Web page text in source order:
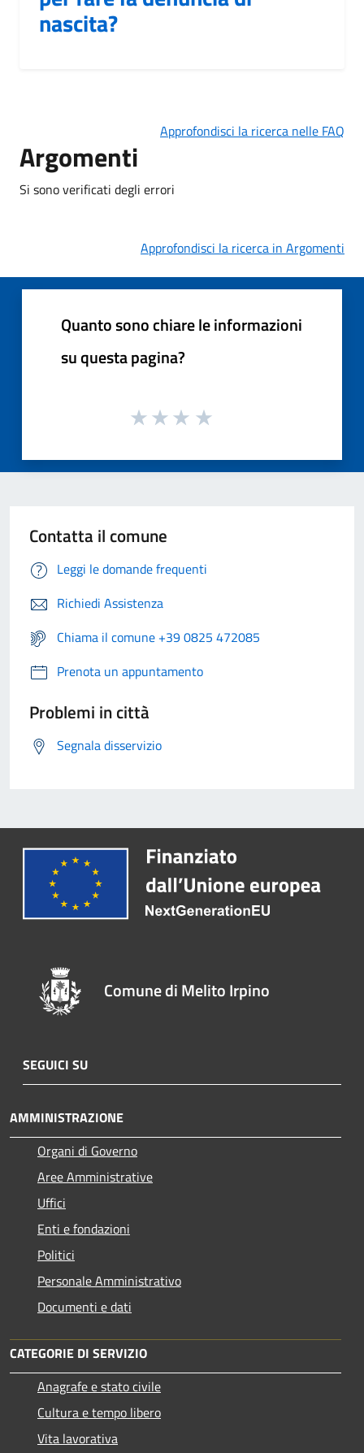
nascita?
Approfondisci la ricerca nelle FAQ
Argomenti
Si sono verificati degli errori
Approfondisci la ricerca in Argomenti
Quanto sono chiare le informazioni
su questa pagina?
Contatta il comune
Leggi le domande frequenti
Richiedi Assistenza
Chiama il comune +39 0825 472085
Prenota un appuntamento
Problemi in città
Segnala disservizio
Comune di Melito Irpino
SEGUICI SU
AMMINISTRAZIONE
Organi di Governo
Aree Amministrative
Uffici
Enti e fondazioni
Politici
Personale Amministrativo
Documenti e dati
CATEGORIE DI SERVIZIO
Anagrafe e stato civile
Cultura e tempo libero
Vita lavorativa